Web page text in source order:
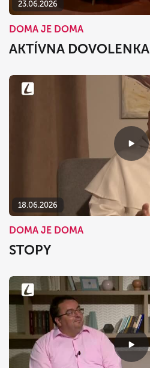
23.06.2026
DOMA JE DOMA
AKTÍVNA DOVOLENKA
18.06.2026
DOMA JE DOMA
STOPY